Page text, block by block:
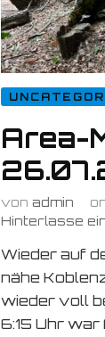
Area-
vonadmin
Hinterlasse
Wieder auf
nähe
wieder voll
6:15 Uhr war